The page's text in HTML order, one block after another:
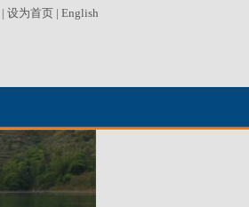
| 设为首页| English